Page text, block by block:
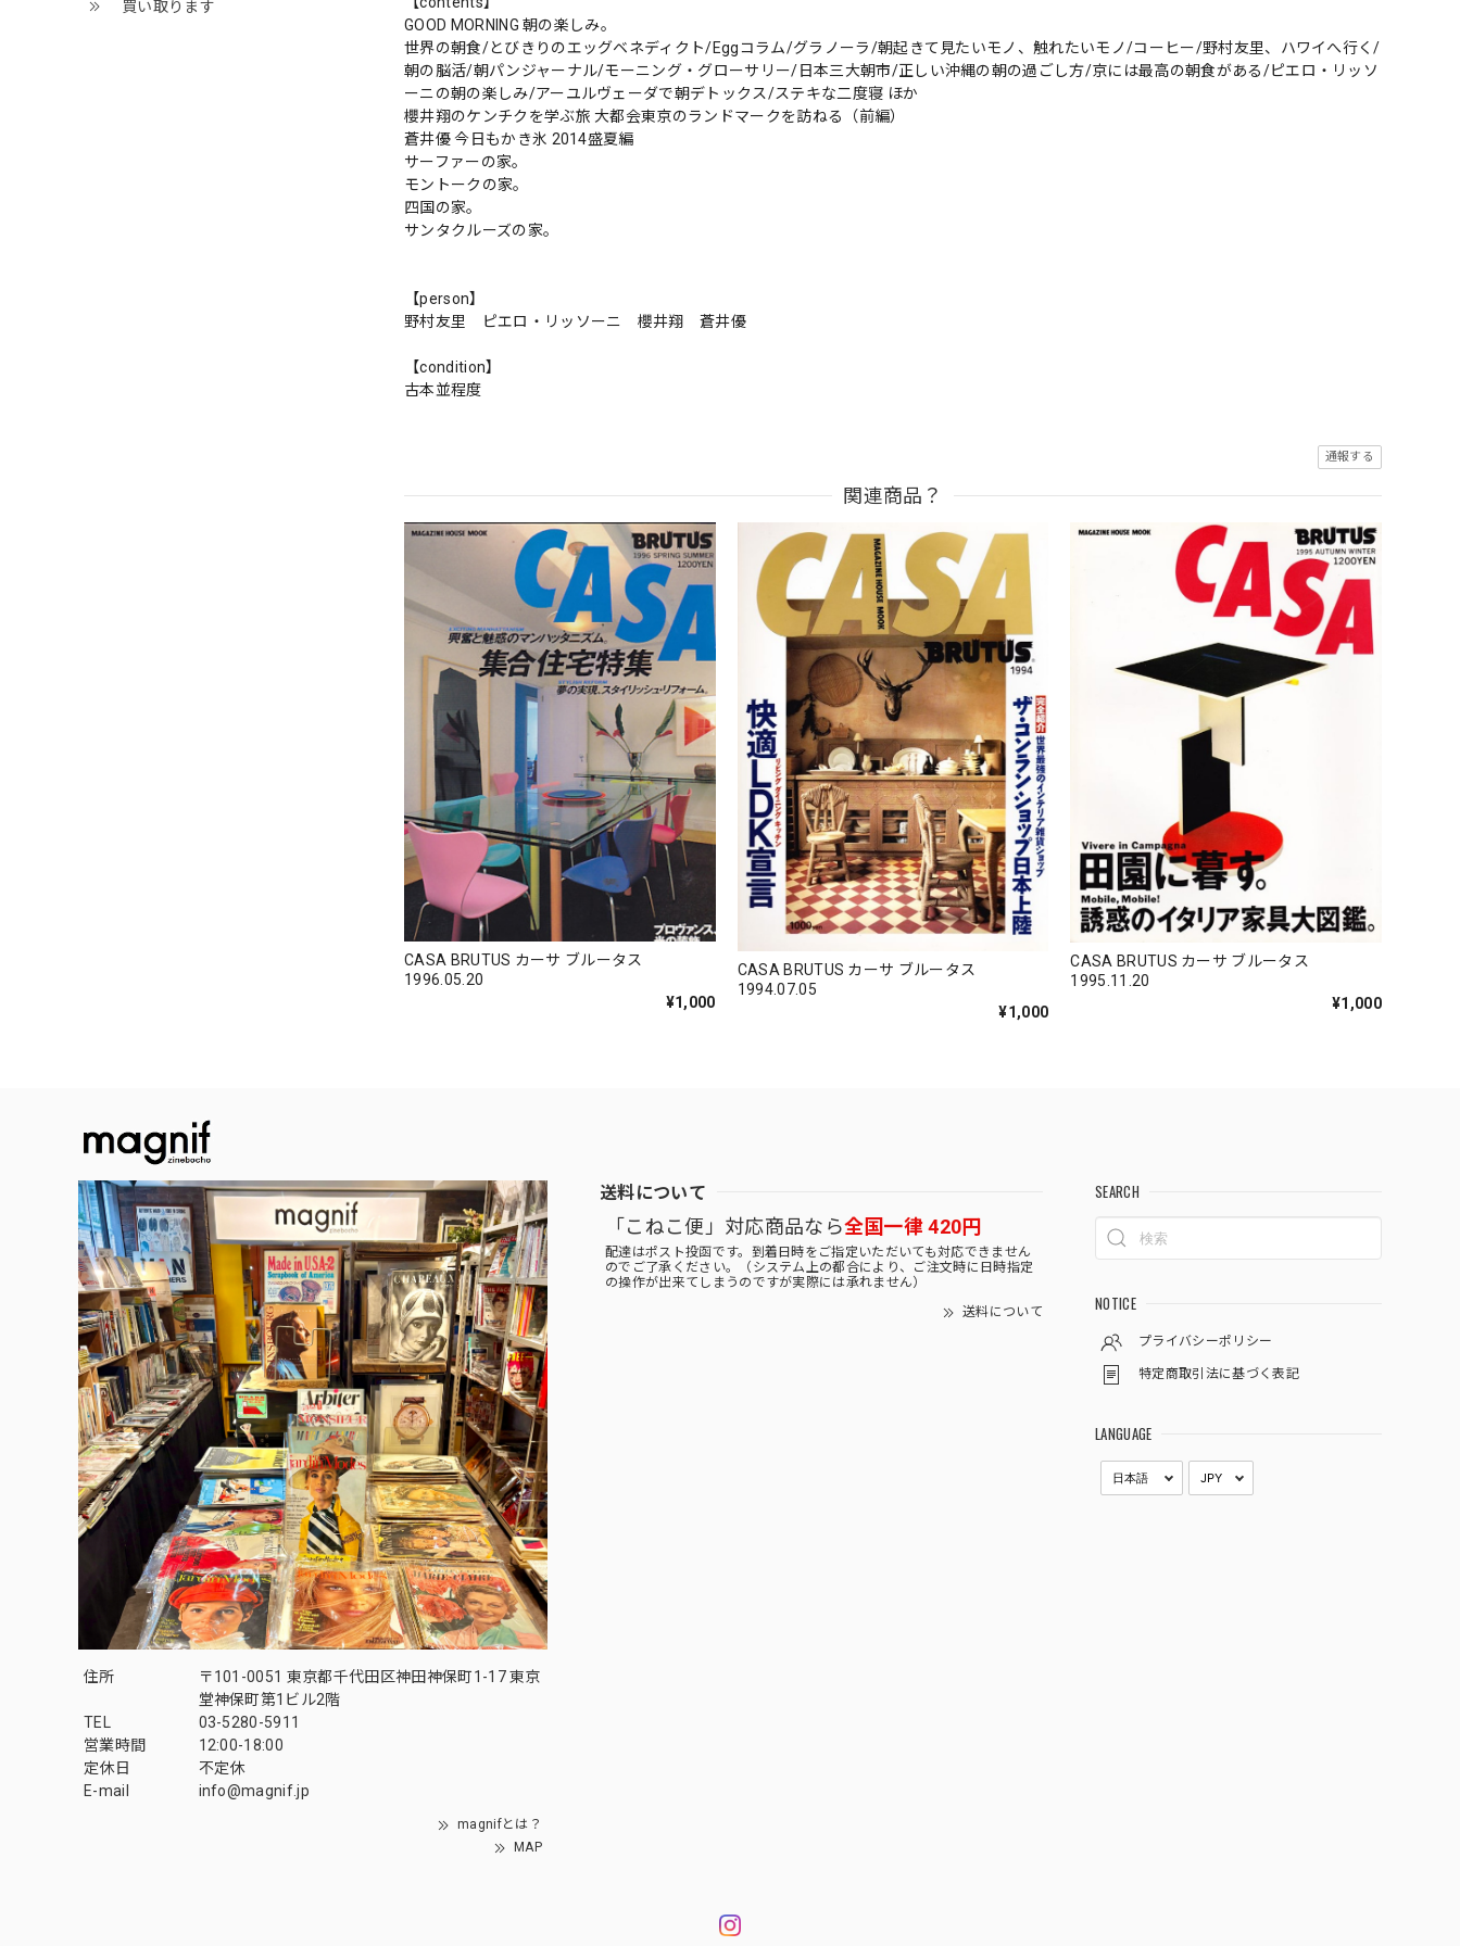
買い取ります
GOOD MORNING 朝の楽しみ。
世界の朝食/とびきりのエッグベネディクト/Eggコラム/グラノーラ/朝起きて見たいモノ、触れたいモノ/コーヒー/野村友里、ハワイへ行く/
朝の脳活/朝パンジャーナル/モーニング・グローサリー/日本三大朝市/正しい沖縄の朝の過ごし方/京には最高の朝食がある/ピエロ・リッソ
ーニの朝の楽しみ/アーユルヴェーダで朝デトックス/ステキな二度寝 ほか
櫻井翔のケンチクを学ぶ旅 大都会東京のランドマークを訪ねる（前編）
蒼井優 今日もかき氷 2014盛夏編
サーファーの家。
モントークの家。
四国の家。
サンタクルーズの家。
【person】
野村友里 ピエロ・リッソーニ 櫻井翔 蒼井優
【condition】
古本並程度
通報する
関連商品？
CASA BRUTUS カーサ ブルータス
1996.05.20
¥1,000
CASA BRUTUS カーサ ブルータス
1994.07.05
¥1,000
CASA BRUTUS カーサ ブルータス
1995.11.20
¥1,000
住所
〒101-0051 東京都千代田区神田神保町1-17 東京
堂神保町第1ビル2階
TEL
03-5280-5911
営業時間
12:00-18:00
定休日
不定休
E-mail
info@magnif.jp
magnifとは？
MAP
送料について
「こねこ便」対応商品なら全国一律 420円
配達はポスト投函です。到着日時をご指定いただいても対応できません
のでご了承ください。（システム上の都合により、ご注文時に日時指定
の操作が出来てしまうのですが実際には承れません）
送料について
SEARCH
NOTICE
プライバシーポリシー
特定商取引法に基づく表記
LANGUAGE